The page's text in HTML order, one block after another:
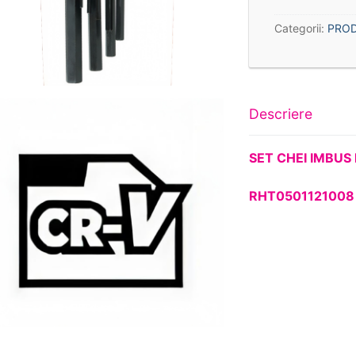
Categorii:
Descriere
SET CHEI IMBUS
RHT0501121008